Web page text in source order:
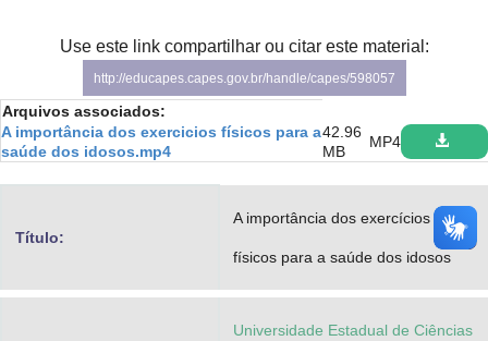
Use este link compartilhar ou citar este material:
http://educapes.capes.gov.br/handle/capes/598057
Arquivos associados:
A importância dos exercicios físicos para a
saúde dos idosos.mp4
42.96
MB
MP4
Título:
A importância dos exercícios
físicos para a saúde dos idosos
Universidade Estadual de Ciências